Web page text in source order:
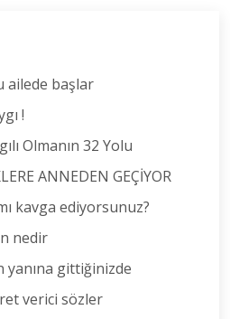
ailede başlar
!
Olmanın 32 Yolu
ANNEDEN GEÇİYOR
kavga ediyorsunuz?
nedir
yanına gittiğinizde
verici sözler